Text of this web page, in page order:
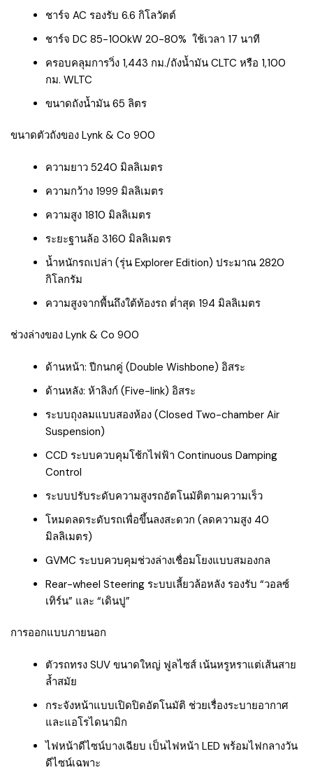
ชาร์จ AC รองรับ 6.6 กิโลวัตต์
ชาร์จ DC 85-100kW 20-80% ใช้เวลา 17 นาที
ครอบคลุมการวิ่ง 1,443 กม./ถังน้ำมัน CLTC หรือ 1,100
กม. WLTC
ขนาดถังน้ำมัน 65 ลิตร
ขนาดตัวถังของ Lynk & Co 900
ความยาว 5240 มิลลิเมตร
ความกว้าง 1999 มิลลิเมตร
ความสูง 1810 มิลลิเมตร
ระยะฐานล้อ 3160 มิลลิเมตร
น้ำหนักรถเปล่า (รุ่น Explorer Edition) ประมาณ 2820
กิโลกรัม
ความสูงจากพื้นถึงใต้ท้องรถ ต่ำสุด 194 มิลลิเมตร
ช่วงล่างของ Lynk & Co 900
ด้านหน้า: ปีกนกคู่ (Double Wishbone) อิสระ
ด้านหลัง: ห้าลิงก์ (Five-link) อิสระ
ระบบถุงลมแบบสองห้อง (Closed Two-chamber Air
Suspension)
CCD ระบบควบคุมโช้กไฟฟ้า Continuous Damping
Control
ระบบปรับระดับความสูงรถอัตโนมัติตามความเร็ว
โหมดลดระดับรถเพื่อขึ้นลงสะดวก (ลดความสูง 40
มิลลิเมตร)
GVMC ระบบควบคุมช่วงล่างเชื่อมโยงแบบสมองกล
Rear-wheel Steering ระบบเลี้ยวล้อหลัง รองรับ “วอลซ์
เทิร์น” และ “เดินปู”
การออกแบบภายนอก
ตัวรถทรง SUV ขนาดใหญ่ ฟูลไซส์ เน้นหรูหราแต่เส้นสาย
ล้ำสมัย
กระจังหน้าแบบเปิดปิดอัตโนมัติ ช่วยเรื่องระบายอากาศ
และแอโรไดนามิก
ไฟหน้าดีไซน์บางเฉียบ เป็นไฟหน้า LED พร้อมไฟกลางวัน
ดีไซน์เฉพาะ